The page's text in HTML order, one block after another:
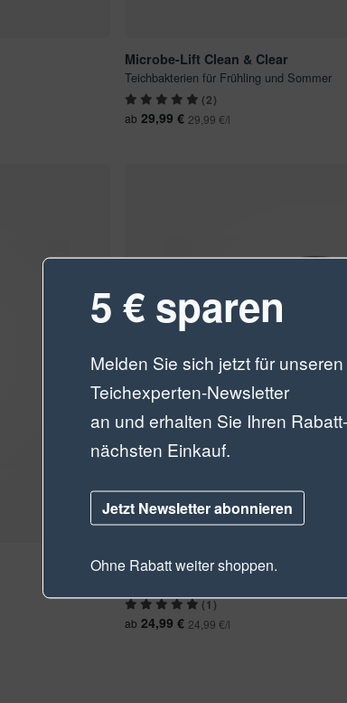
Microbe-Lift Clean & Clear
Teichbakterien für Frühling und Sommer
(2)
ab 29,99 € 29,99 €/l
Microbe-Lift Super Start
(1)
ab 24,99 € 24,99 €/l
5 € sparen
Melden Sie sich jetzt für unseren
Teichexperten-Newsletter
an und erhalten Sie Ihren
nächsten Einkauf.
Jetzt Newsletter abonnieren
Ohne Rabatt weiter shoppen.